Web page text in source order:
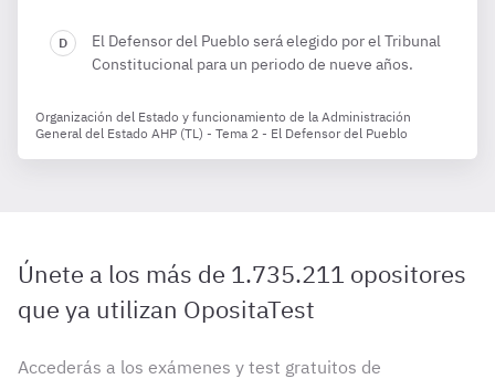
El Defensor del Pueblo será elegido por el Tribunal
Constitucional para un periodo de nueve años.
Organización del Estado y funcionamiento de la Administración
General del Estado AHP (TL) - Tema 2 - El Defensor del Pueblo
Únete a los más de 1.735.211 opositores
que ya utilizan OpositaTest
Accederás a los exámenes y test gratuitos de